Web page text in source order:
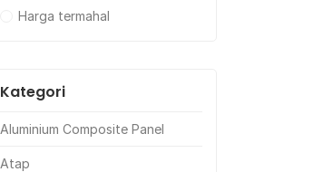
Harga termahal
Kategori
Aluminium Composite Panel
Atap